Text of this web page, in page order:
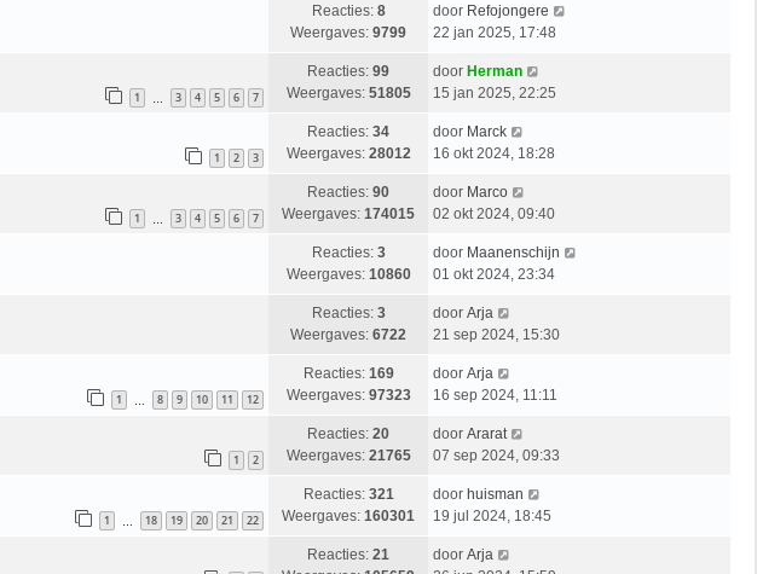
Reacties: 8
Weergaves: 9799
door Refojongere
22 jan 2025, 17:48
1 3 4 5 6 7
Reacties: 99
Weergaves: 51805
door Herman
15 jan 2025, 22:25
1 2 3
Reacties: 34
Weergaves: 28012
door Marck
16 okt 2024, 18:28
1 3 4 5 6 7
Reacties: 90
Weergaves: 174015
door Marco
02 okt 2024, 09:40
Reacties: 3
Weergaves: 10860
door Maanenschijn
01 okt 2024, 23:34
Reacties: 3
Weergaves: 6722
door Arja
21 sep 2024, 15:30
1 8 9 10 11 12
Reacties: 169
Weergaves: 97323
door Arja
16 sep 2024, 11:11
1 2
Reacties: 20
Weergaves: 21765
door Ararat
07 sep 2024, 09:33
1 18 19 20 21 22
Reacties: 321
Weergaves: 160301
door huisman
19 jul 2024, 18:45
Reacties: 21
door Arja